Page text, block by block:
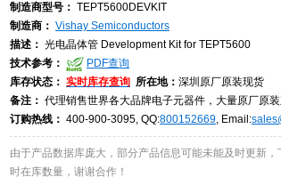
制造商型号： TEPT5600DEVKIT
制造商： Vishay Semiconductors
描述： 光电晶体管 Development Kit for TEPT5600
技术参考：
PDF查询
库存状态： 实时库存查询 所在地： 深圳原厂原装现货
备注： 代理销售世界各大品牌电子元器件，大量原厂原
订购热线： 400-900-3095, QQ:800152669, Email:
由于产品数据库庞大，部分产品信息可能未能及时更新
时在库数量，谢谢合作！